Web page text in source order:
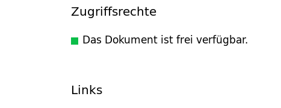
Zugriffsrechte
Das Dokument ist frei verfügbar.
Links